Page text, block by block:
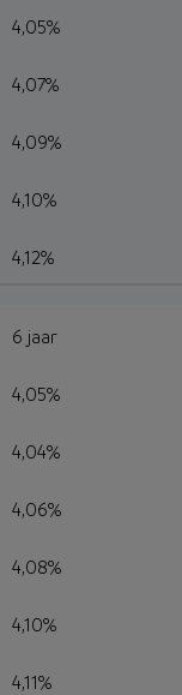
4,05%
4,07%
4,09%
4,10%
4,12%
6 jaar
4,05%
4,04%
4,06%
4,08%
4,10%
4,11%